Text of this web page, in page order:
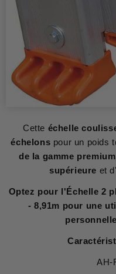
Cette échelle
échelons pour un poids
de la gamme premium
supérieure et
Optez pour l'Échelle 2
- 8,91m pour une
AH-